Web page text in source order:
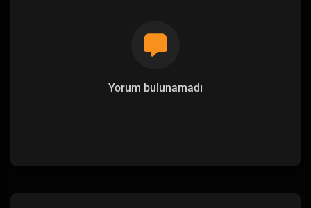
Yorum bulunamadı